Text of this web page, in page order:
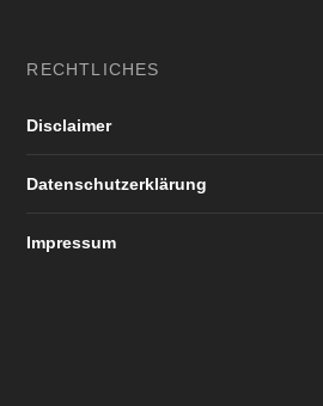
RECHTLICHES
Disclaimer
Datenschutzerklärung
Impressum